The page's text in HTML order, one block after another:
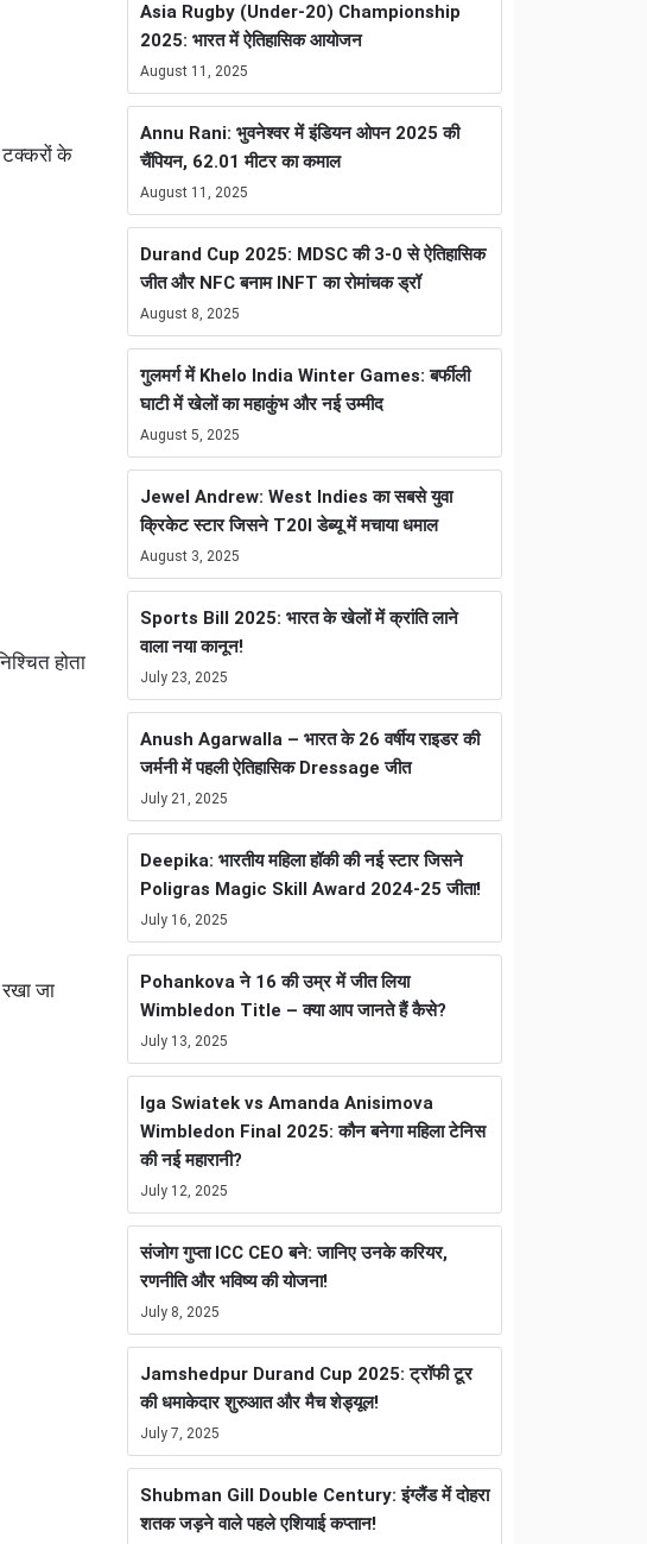
टक्करों के
होता
जा
Asia Rugby (Under-20) Championship
2025: भारत में ऐतिहासिक आयोजन
August 11, 2025
Annu Rani: भुवनेश्वर में इंडियन ओपन 2025 की
चैंपियन, 62.01 मीटर का कमाल
August 11, 2025
Durand Cup 2025: MDSC की 3-0 से ऐतिहासिक
जीत और NFC बनाम INFT का रोमांचक ड्रॉ
August 8, 2025
गुलमर्ग में Khelo India Winter Games: बर्फीली
घाटी में खेलों का महाकुंभ और नई उम्मीद
August 5, 2025
Jewel Andrew: West Indies का सबसे युवा
क्रिकेट स्टार जिसने T20I डेब्यू में मचाया धमाल
August 3, 2025
Sports Bill 2025: भारत के खेलों में क्रांति लाने
वाला नया कानून!
July 23, 2025
Anush Agarwalla – भारत के 26 वर्षीय राइडर की
जर्मनी में पहली ऐतिहासिक Dressage जीत
July 21, 2025
Deepika: भारतीय महिला हॉकी की नई स्टार जिसने
Poligras Magic Skill Award 2024-25 जीता!
July 16, 2025
Pohankova ने 16 की उम्र में जीत लिया
Wimbledon Title – क्या आप जानते हैं कैसे?
July 13, 2025
Iga Swiatek vs Amanda Anisimova
Wimbledon Final 2025: कौन बनेगा महिला टेनिस
की नई महारानी?
July 12, 2025
संजोग गुप्ता ICC CEO बने: जानिए उनके करियर,
रणनीति और भविष्य की योजना!
July 8, 2025
Jamshedpur Durand Cup 2025: ट्रॉफी टूर
की धमाकेदार शुरुआत और मैच शेड्यूल!
July 7, 2025
Shubman Gill Double Century: इंग्लैंड में दोहरा
शतक जड़ने वाले पहले एशियाई कप्तान!